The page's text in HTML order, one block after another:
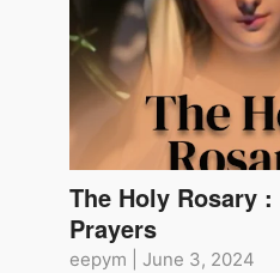
The Holy Rosary
Prayers
eepym June 3, 2024